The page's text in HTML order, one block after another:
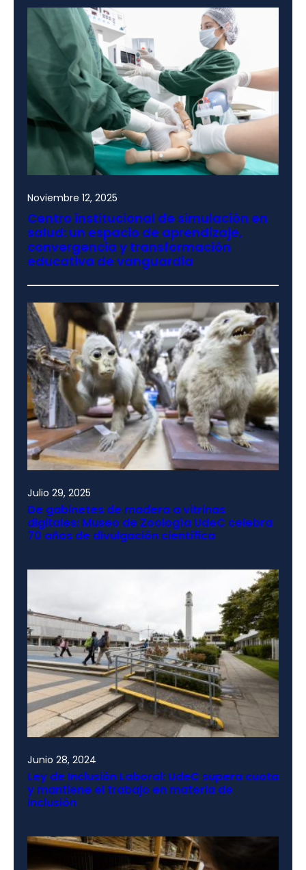
Noviembre 12, 2025
Centro institucional de simulación en
salud: un espacio de aprendizaje,
convergencia y transformación
educativa de vanguardia
Julio 29, 2025
De gabinetes de madera a vitrinas
digitales: Museo de Zoología UdeC celebra
70 años de divulgación científica
Junio 28, 2024
Ley de Inclusión Laboral: UdeC supera cuota
y mantiene el trabajo en materia de
inclusión